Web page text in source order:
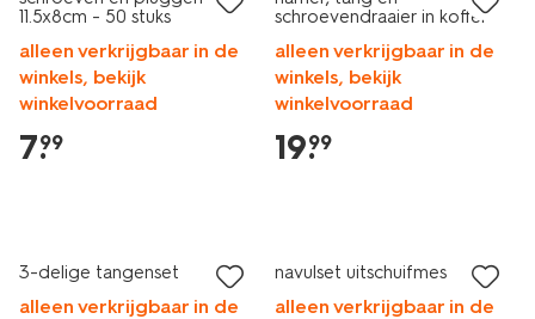
11.5x8cm - 50 stuks
alleen verkrijgbaar in de
winkels, bekijk
winkelvoorraad
7.
99
schroevendraaier in koffer
alleen verkrijgbaar in de
winkels, bekijk
winkelvoorraad
19.
99
3-delige tangenset
alleen verkrijgbaar in de
navulset uitschuifmes
alleen verkrijgbaar in de